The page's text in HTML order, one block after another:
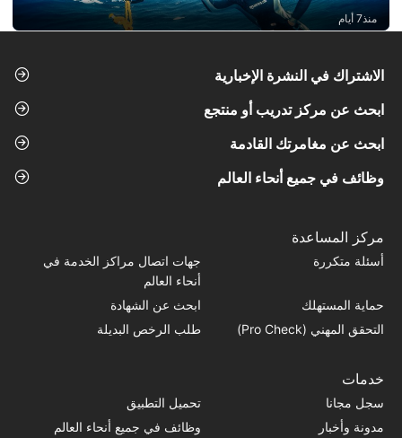
منذ7 أيام
الاشتراك في النشرة الإخبارية
ابحث عن مركز تدريب أو منتجع
ابحث عن مغامرتك القادمة
وظائف في جميع أنحاء العالم
مركز المساعدة
أسئلة متكررة
جهات اتصال مراكز الخدمة في
أنحاء العالم
حماية المستهلك
ابحث عن الشهادة
التحقق المهني (Pro Check)
طلب الرخص البديلة
خدمات
سجل مجانا
تحميل التطبيق
مدونة وأخبار
وظائف في جميع أنحاء العالم